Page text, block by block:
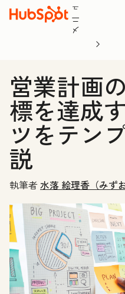
メ
ニ
ュ
営業計画
標を達成
ツをテン
説
執筆者水落 絵理香（みず